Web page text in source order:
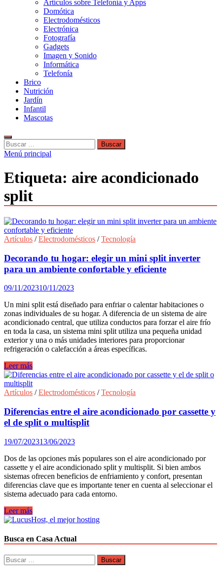
Artículos sobre Telefonía y Apps
Domótica
Electrodomésticos
Electrónica
Fotografía
Gadgets
Imagen y Sonido
Informática
Telefonía
Brico
Nutrición
Jardín
Infantil
Mascotas
Buscar:
Menú principal
Etiqueta: aire acondicionado
split
Artículos /Electrodomésticos /Tecnología
Decorando tu hogar: elegir un mini split inverter
para un ambiente confortable y eficiente
09/11/202310/11/2023
Un mini split está diseñado para enfriar o calentar habitaciones o
zonas individuales de su hogar. A diferencia de un sistema de aire
acondicionado central, que utiliza conductos para forzar el aire frío
en toda la casa, un sistema mini split utiliza una pequeña unidad
exterior y una o más unidades interiores para proporcionar
refrigeración o calefacción a áreas específicas.
Decorando
tu
hogar:
elegir
mini
split
inverter
un
ambiente
confortable
y
eficiente
Leer más
Artículos /Electrodomésticos /Tecnología
Diferencias entre el aire acondicionado por cassette y
el de split o multisplit
19/07/202313/06/2023
Dos de las opciones más populares son el aire acondicionado por
cassette y el aire acondicionado split y multisplit. Si bien ambos
sistemas ofrecen beneficios de enfriamiento y confort, presentan
diferencias clave que es importante tener en cuenta al seleccionar el
sistema adecuado para cada entorno.
Diferencias
entre
aire
acondicionado
por
cassette
Leer más
Busca en Casa Actual
Buscar: